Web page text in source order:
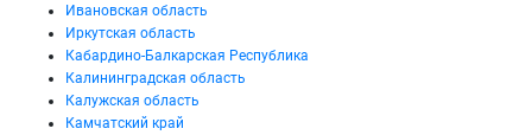
Ивановская область
Иркутская область
Кабардино-Балкарская Республика
Калининградская область
Калужская область
Камчатский край